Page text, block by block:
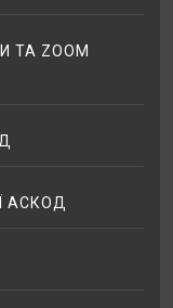
ТА ZOOM
АСКОД